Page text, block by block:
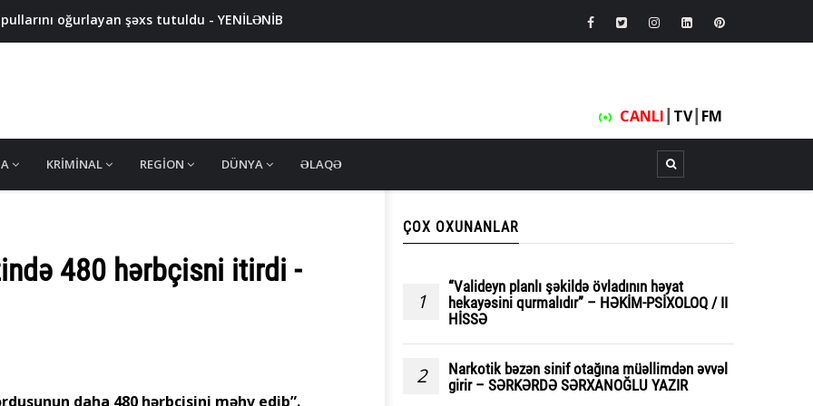
oğurlayan şəxs tutuldu - YENİLƏNİB
oğurlayan keçmiş məhkum saxlanıldı - VİDEO
- DİN-dən açıqlama
tutuldu
CANLI TV┃ FM
KRIMINAL REGION DÜNYA ƏLAQƏ
480 hərbçisni itirdi -
daha 480 hərbçisini məhv edib”.
ÇOX OXUNANLAR
1
“Valideyn planlı şəkildə övladının həyat
hekayəsini qurmalıdır” – HƏKİM-PSİXOLOQ / II
HİSSƏ
2
Narkotik bəzən sinif otağına müəllimdən əvvəl
girir – SƏRKƏRDƏ SƏRXANOĞLU YAZIR